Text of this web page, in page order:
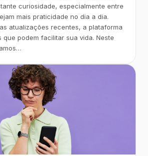
curiosidade, especialmente entre
mais praticidade no dia a dia.
atualizações recentes, a plataforma
que podem facilitar sua vida. Neste